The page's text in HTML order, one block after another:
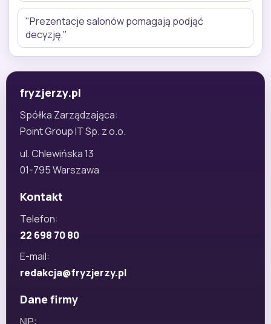
"Prezentacje salonów pomagają podjąć
decyzję."
fryzjerzy.pl
Spółka Zarządzająca:
Point Group IT Sp. z o.o.
ul. Chlewińska 13
01-795 Warszawa
Kontakt
Telefon:
22 698 70 80
E-mail:
redakcja@fryzjerzy.pl
Dane firmy